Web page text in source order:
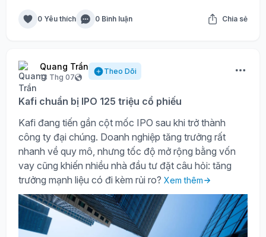
0 Yêu thích 0 Bình luận Chia sẻ
Quang Trần
13 Thg 07
Theo Dõi
Kafi chuẩn bị IPO 125 triệu cổ phiếu
Kafi đang tiến gần cột mốc IPO sau khi trở thành
công ty đại chúng. Doanh nghiệp tăng trưởng rất
nhanh về quy mô, nhưng tốc độ mở rộng bằng vốn
vay cũng khiến nhiều nhà đầu tư đặt câu hỏi: tăng
trưởng mạnh liệu có đi kèm rủi ro? Xem thêm